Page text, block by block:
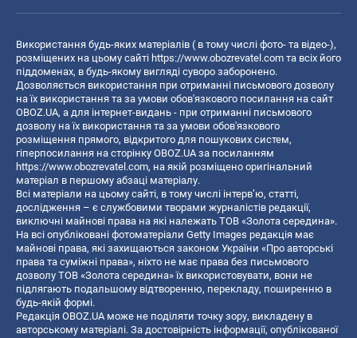
Використання будь-яких матеріалів ( в тому числі фото- та відео-),
розміщених на цьому сайті https://www.obozrevatel.com та всіх його
піддоменах, в будь-якому вигляді суворо заборонено.
Дозволяється використання при отриманні письмового дозволу
на їх використання та за умови обов'язкового посилання на сайт
OBOZ.UA, а для інтернет-видань - при отриманні письмового
дозволу на їх використання та за умови обов'язкового
розміщення прямого, відкритого для пошукових систем,
гіперпосилання на сторінку OBOZ.UA за посиланням
https://www.obozrevatel.com, на якій розміщено оригінальний
матеріал в першому абзаці матеріалу.
Всі матеріали на цьому сайті, в тому числі інтерв’ю, статті,
дослідження – є службовими творами журналістів редакції,
виключні майнові права на які належать ТОВ «Золота середина».
На всі опубліковані фотоматеріали Getty Images редакція має
майнові права, які захищаються законом України «Про авторські
права та суміжні права», ніхто не має права без письмового
дозволу ТОВ «Золота середина» їх використовувати, вони не
підлягають подальшому відтворенню, перекладу, поширенню в
будь-якій формі.
Редакція OBOZ.UA може не поділяти точку зору, викладену в
авторському матеріалі. За достовірність інформації, опублікованої